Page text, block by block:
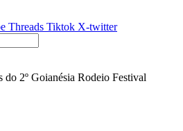
Threads Tiktok X-twitter
do 2º Goianésia Rodeio Festival